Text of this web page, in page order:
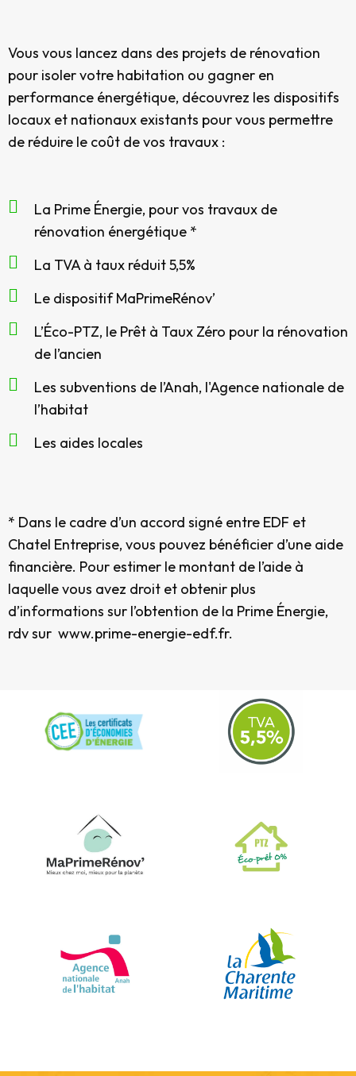
Vous vous lancez dans des projets de rénovation
pour isoler votre habitation ou gagner en
performance énergétique, découvrez les dispositifs
locaux et nationaux existants pour vous permettre
de réduire le coût de vos travaux :
La Prime Énergie, pour vos travaux de
rénovation énergétique *
La TVA à taux réduit 5,5%
Le dispositif MaPrimeRénov’
L’Éco-PTZ, le Prêt à Taux Zéro pour la rénovation
de l’ancien
Les subventions de l’Anah, l'Agence nationale de
l’habitat
Les aides locales
* Dans le cadre d’un accord signé entre EDF et
Chatel Entreprise, vous pouvez bénéficier d’une aide
financière. Pour estimer le montant de l’aide à
laquelle vous avez droit et obtenir plus
d’informations sur l’obtention de la Prime Énergie,
rdv sur www.prime-energie-edf.fr.